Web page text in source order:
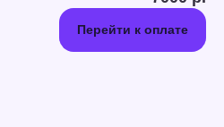
Перейти к оплате